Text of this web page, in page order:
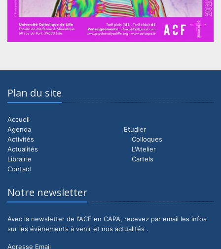
Plan du site
Accueil
Etudier
Colloques
L'Atelier
Cartels
Agenda
Activités
Actualités
Librairie
Contact
Notre newsletter
Avec la newsletter de l'ACF en CAPA, recevez par email les infos
sur les évènements à venir et nos actualités .
Adresse Email